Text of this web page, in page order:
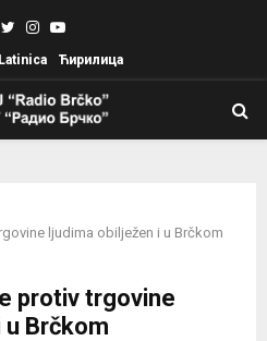
TwitterInstagram
Youtube
Latinica Ћирилица
ljudima obilježen i u Brčkom
protiv trgovine
u Brčkom